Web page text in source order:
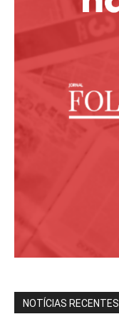
NOTÍCIAS RECENTES